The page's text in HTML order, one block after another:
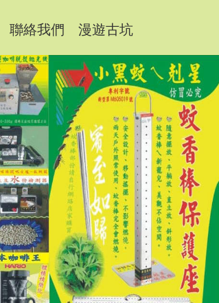
聯絡我們 漫遊古坑